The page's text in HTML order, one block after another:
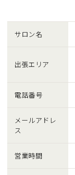
サロン名
出張エリア
電話番号
メールアドレ
ス
営業時間